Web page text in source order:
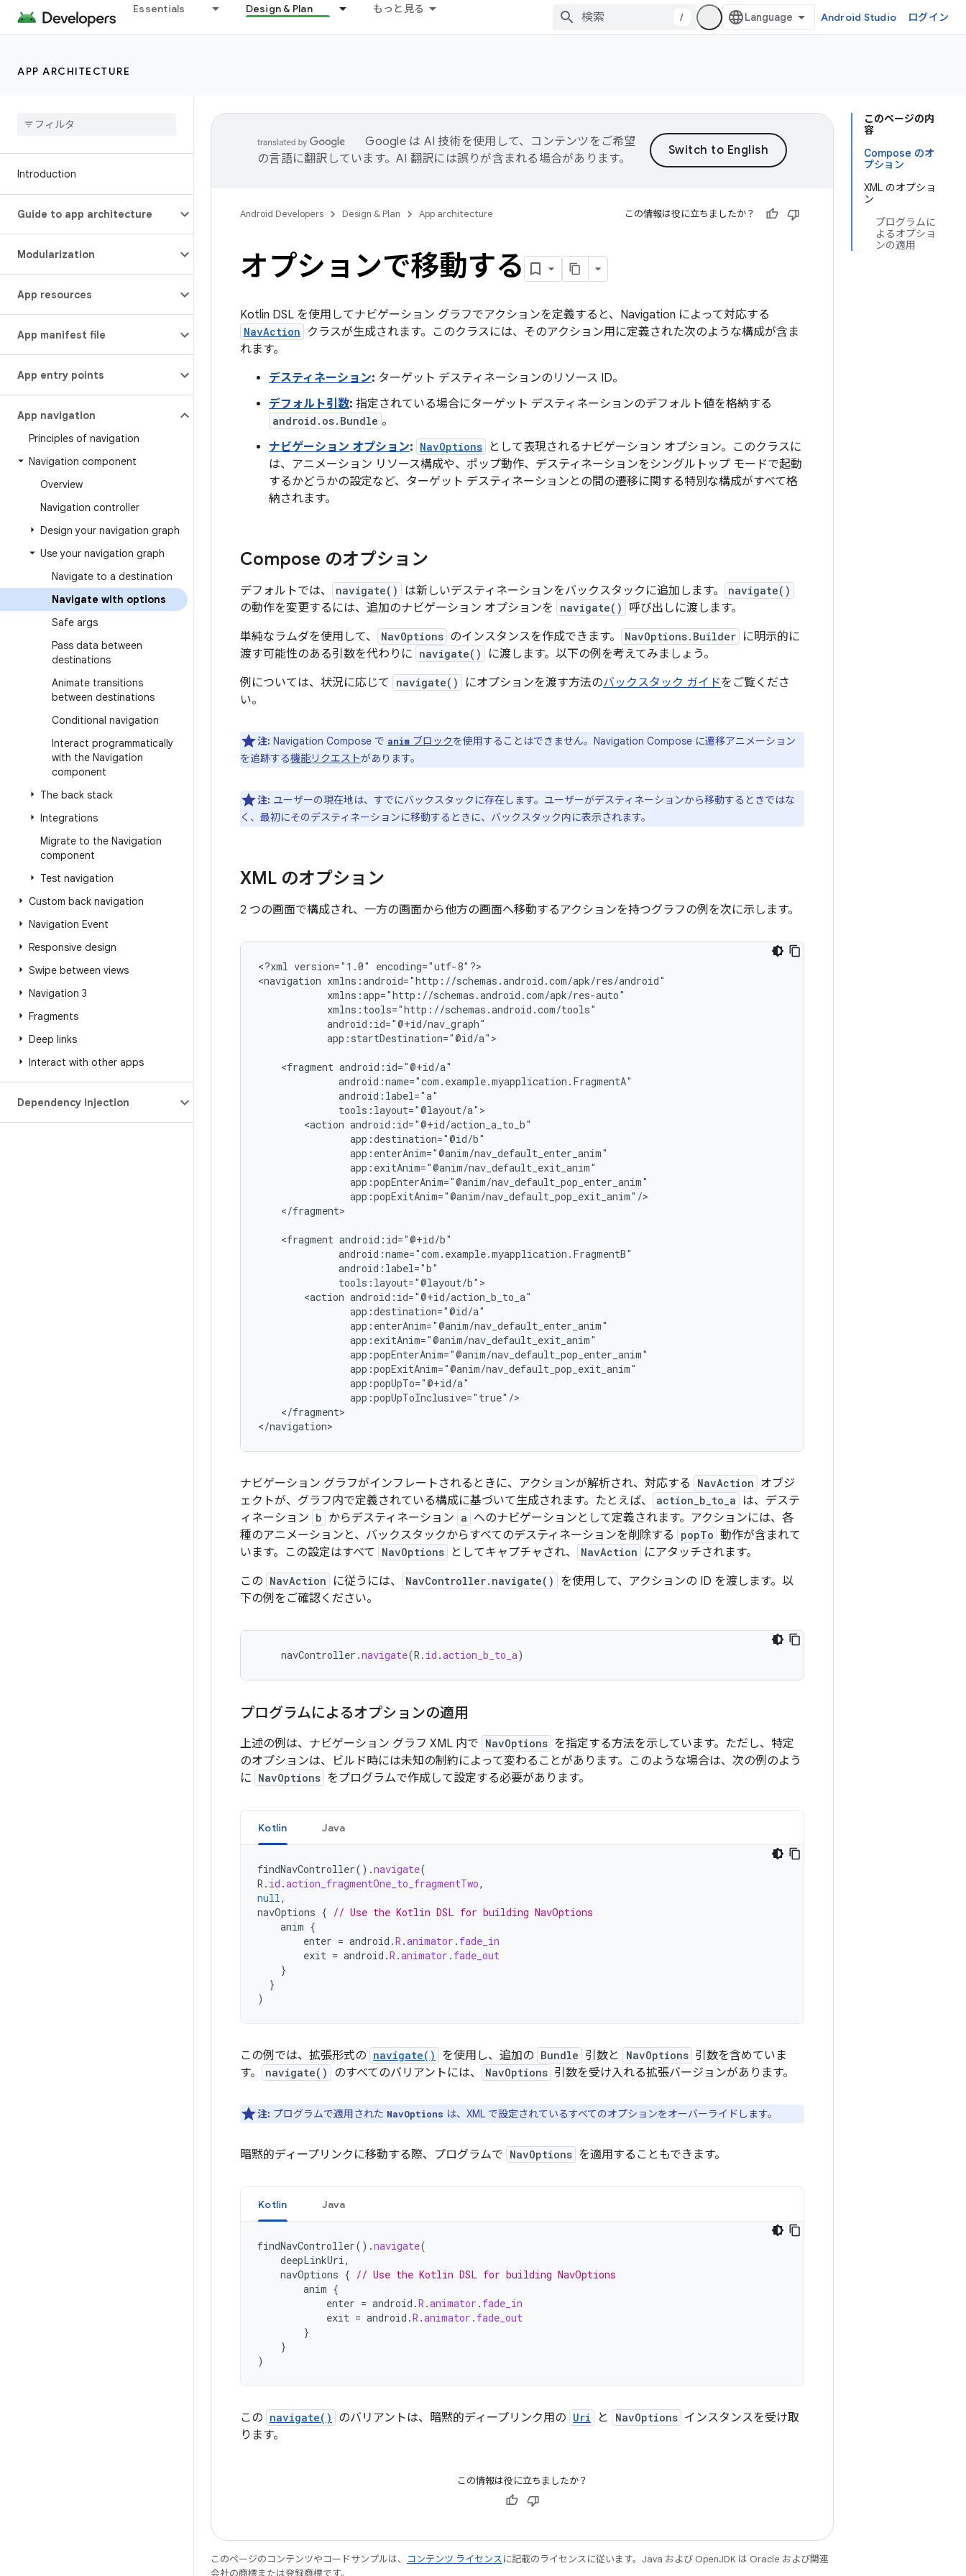
Essentials Design & Plan もっと見る
/ Android Studio ログイン
APP ARCHITECTURE
Introduction
Guide to app architecture
Modularization
App resources
App manifest file
App entry points
App navigation
Principles of navigation
Navigation component
Overview
Navigation controller
Design your navigation graph
Use your navigation graph
Navigate to a destination
Navigate with options
Safe args
Pass data between
destinations
Animate transitions
between destinations
Conditional navigation
Interact programmatically
with the Navigation
component
The back stack
Integrations
Migrate to the Navigation
component
Test navigation
Custom back navigation
Navigation Event
Responsive design
Swipe between views
Navigation 3
Fragments
Deep links
Interact with other apps
Dependency injection
このページの内
容
Compose のオ
プション
XML のオプショ
ン
プログラムに
よるオプショ
ンの適用
Google は AI 技術を使用して、コンテンツをご希望
の言語に翻訳しています。AI 翻訳には誤りが含まれる場合があります。
Android Developers Design & Plan App architecture この情報は役に立ちましたか？
オプションで移動する
Kotlin DSL を使用してナビゲーション グラフでアクションを定義すると、Navigation によって対応する
NavAction
クラスが生成されます。このクラスには、そのアクション用に定義された次のような構成が含ま
れます。
デスティネーション: ターゲット デスティネーションのリソース ID。
デフォルト引数: 指定されている場合にターゲット デスティネーションのデフォルト値を格納する
android.os.Bundle 。
ナビゲーション オプション: NavOptions
として表現されるナビゲーション オプション。このクラスに
は、アニメーション リソース構成や、ポップ動作、デスティネーションをシングルトップ モードで起動
するかどうかの設定など、ターゲット デスティネーションとの間の遷移に関する特別な構成がすべて格
納されます。
Compose のオプション
デフォルトでは、 navigate() は新しいデスティネーションをバックスタックに追加します。 navigate()
の動作を変更するには、追加のナビゲーション オプションを navigate()
呼び出しに渡します。
単純なラムダを使用して、
NavOptions のインスタンスを作成できます。 NavOptions.Builder に明示的に
渡す可能性のある引数を代わりに navigate()
に渡します。以下の例を考えてみましょう。
例については、状況に応じて
navigate() にオプションを渡す方法のバックスタック ガイドをご覧くださ
い。
注: Navigation Compose で anim ブロックを使用することはできません。Navigation Compose に遷移アニメーション
を追跡する機能リクエストがあります。
注: ユーザーの現在地は、すでにバックスタックに存在します。ユーザーがデスティネーションから移動するときではな
く、最初にそのデスティネーションに移動するときに、バックスタック内に表示されます。
XML のオプション
2 つの画面で構成され、一方の画面から他方の画面へ移動するアクションを持つグラフの例を次に示します。
<?xml version="1.0"
encoding="utf-8"?>
<navigation
app:startDestination="@id/a">
<fragment
<action
</fragment>
<fragment
<action
</fragment>
ナビゲーション グラフがインフレートされるときに、アクションが解析され、対応する NavAction オブジ
ェクトが、グラフ内で定義されている構成に基づいて生成されます。たとえば、
action_b_to_a は、デステ
ィネーション b からデスティネーション a へのナビゲーションとして定義されます。アクションには、各
種のアニメーションと、バックスタックからすべてのデスティネーションを削除する
popTo 動作が含まれて
います。この設定はすべて
NavOptions としてキャプチャされ、 NavAction
にアタッチされます。
この NavAction に従うには、 NavController.navigate()
を使用して、アクションの ID を渡します。以
下の例をご確認ください。
navController .navigate(R . id .action_b_to_a)
プログラムによるオプションの適用
上述の例は、ナビゲーション グラフ XML 内で NavOptions を指定する方法を示しています。ただし、特定
のオプションは、ビルド時には未知の制約によって変わることがあります。このような場合は、次の例のよう
に NavOptions をプログラムで作成して設定する必要があります。
Kotlin Java
findNavController().navigate(
R . id .action_fragmentOne_to_fragmentTwo,
null,
navOptions { // Use the Kotlin DSL for building NavOptions
anim {
enter = android .R .animator . fade_in
exit = android .R .animator . fade_out
}
}
)
この例では、拡張形式の navigate() を使用し、追加の Bundle 引数と NavOptions 引数を含めていま
す。
navigate() のすべてのバリアントには、 NavOptions 引数を受け入れる拡張バージョンがあります。
注: プログラムで適用された NavOptions は、XML で設定されているすべてのオプションをオーバーライドします。
暗黙的ディープリンクに移動する際、プログラムで NavOptions を適用することもできます。
Kotlin Java
findNavController().navigate(
deepLinkUri,
navOptions { // Use the Kotlin DSL for building NavOptions
anim {
enter = android .R .animator . fade_in
exit = android .R .animator . fade_out
}
}
)
この navigate() のバリアントは、暗黙的ディープリンク用の Uri と NavOptions インスタンスを受け取
ります。
この情報は役に立ちましたか？
このページのコンテンツやコードサンプルは、 コンテンツ ライセンスに記載のライセンスに従います。Java および OpenJDK は Oracle および関連
会社の商標または登録商標です。